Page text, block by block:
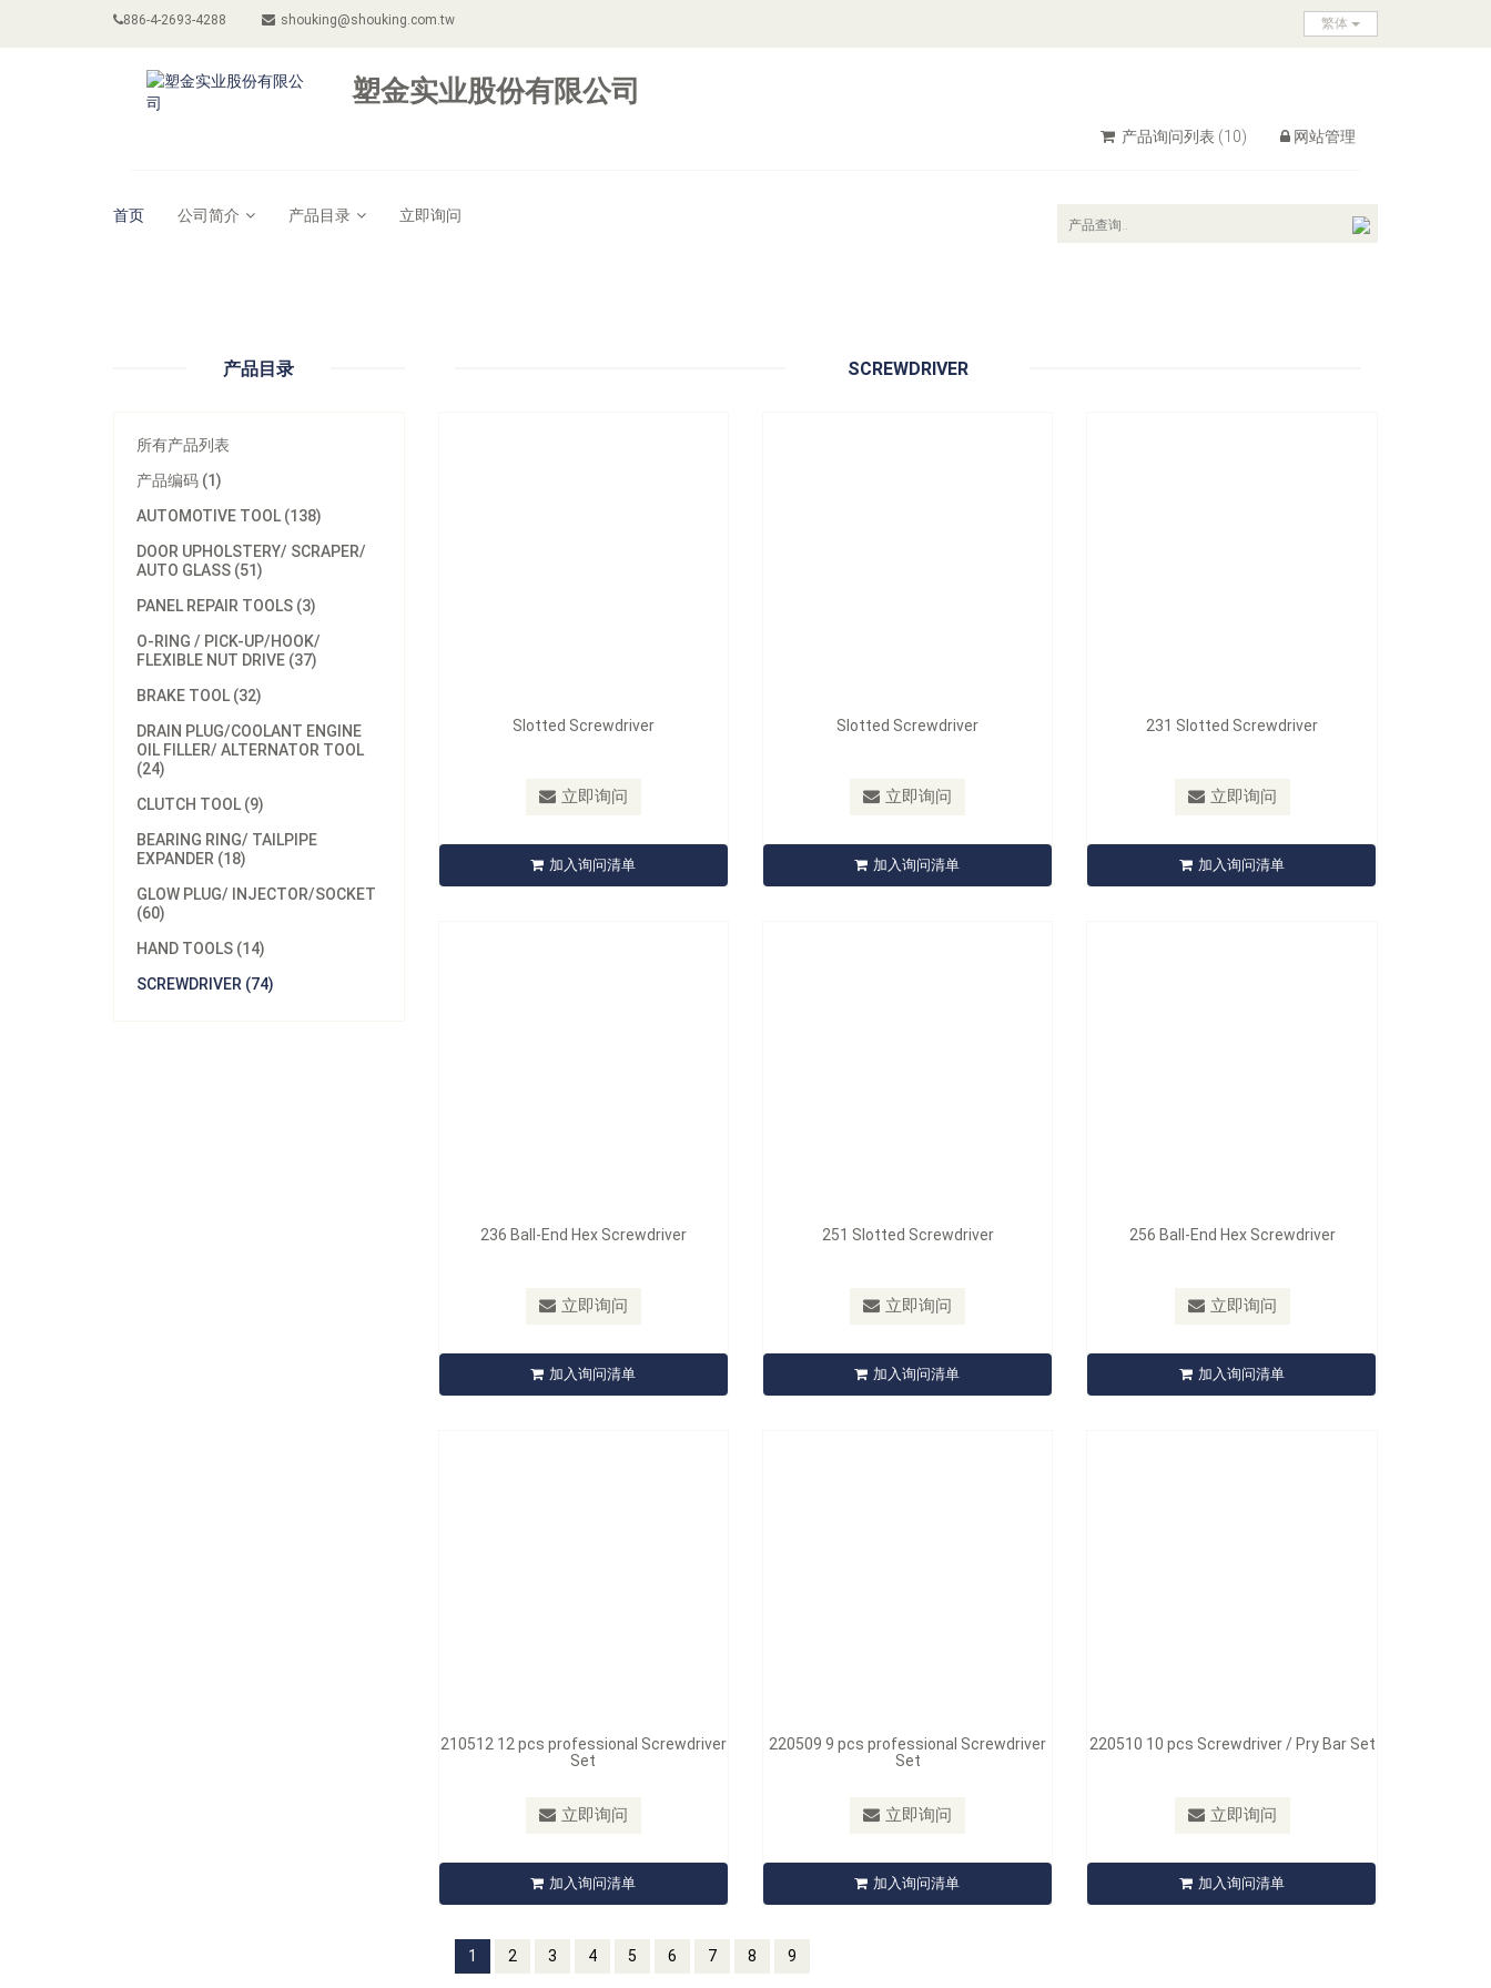
886-4-2693-4288 shouking@shouking.com.tw 繁体
塑金实业股份有限公司
产品询问列表 (10) 网站管理
首页 公司简介 产品目录 立即询问
产品目录
所有产品列表
产品编码 (1)
AUTOMOTIVE TOOL (138)
DOOR UPHOLSTERY/ SCRAPER/
AUTO GLASS (51)
PANEL REPAIR TOOLS (3)
O-RING / PICK-UP/HOOK/
FLEXIBLE NUT DRIVE (37)
BRAKE TOOL (32)
DRAIN PLUG/COOLANT ENGINE
OIL FILLER/ ALTERNATOR TOOL
(24)
CLUTCH TOOL (9)
BEARING RING/ TAILPIPE
EXPANDER (18)
GLOW PLUG/ INJECTOR/SOCKET
(60)
HAND TOOLS (14)
SCREWDRIVER (74)
SCREWDRIVER
Slotted Screwdriver
立即询问
加入询问清单
Slotted Screwdriver
立即询问
立即询问
加入询问清单
231 Slotted Screwdriver
立即询问
加入询问清单
236 Ball-End Hex Screwdriver
立即询问
立即询问
加入询问清单
251 Slotted Screwdriver
立即询问
立即询问
加入询问清单
256 Ball-End Hex Screwdriver
立即询问
立即询问
加入询问清单
210512 12 pcs professional Screwdriver
Set
立即询问
210512 12 pcs professional
立即询问
加入询问清单
220509 9 pcs professional Screwdriver
Set
立即询问
220509 9 pcs professional
立即询问
加入询问清单
220510 10 pcs Screwdriver / Pry Bar Set
立即询问
220510 10 pcs Screwdriver / Pry Bar
立即询问
加入询问清单
1 2 3 4 5 6 7 8 9